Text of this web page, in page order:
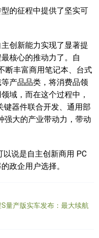
的征程中提供了坚实可
创新能力实现了显著提
核心的推动力了。自
断丰富商用笔记本、台式
产品品类，将消费品领
域，而在这个过程中，
键器件联合开发、通用部
说是自主创新商用 PC
政企用户选择。
量产版实车发布：最大续航